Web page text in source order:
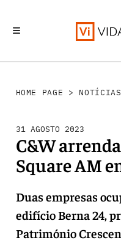
HOME PAGE > NOTÍCIAS
31 AGOSTO 2023
C&W
Square AM
Duas empresas
edifício Berna 24,
Património